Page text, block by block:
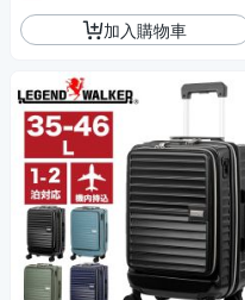
加入購物車